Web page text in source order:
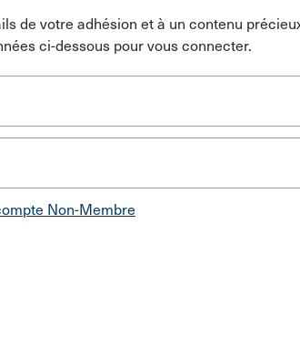
de votre adhésion et à un contenu
ci-dessous pour vous connecter.
Non-Membre